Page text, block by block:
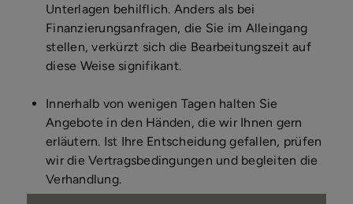
Unterlagen behilflich. Anders als bei
Finanzierungsanfragen, die Sie im Alleingang
stellen, verkürzt sich die Bearbeitungszeit auf
diese Weise signifikant.
Innerhalb von wenigen Tagen halten Sie
Angebote in den Händen, die wir Ihnen gern
erläutern. Ist Ihre Entscheidung gefallen, prüfen
wir die Vertragsbedingungen und begleiten die
Verhandlung.